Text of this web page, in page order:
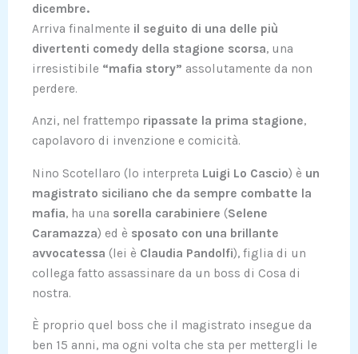
dicembre.
Arriva finalmente il seguito di una delle più
divertenti comedy della stagione scorsa, una
irresistibile “mafia story” assolutamente da non
perdere.
Anzi, nel frattempo ripassate la prima stagione,
capolavoro di invenzione e comicità.
Nino Scotellaro (lo interpreta Luigi Lo Cascio) è un
magistrato siciliano che da sempre combatte la
mafia, ha una sorella carabiniere (Selene
Caramazza) ed è sposato con una brillante
avvocatessa (lei è Claudia Pandolfi), figlia di un
collega fatto assassinare da un boss di Cosa di
nostra.
È proprio quel boss che il magistrato insegue da
ben 15 anni, ma ogni volta che sta per mettergli le